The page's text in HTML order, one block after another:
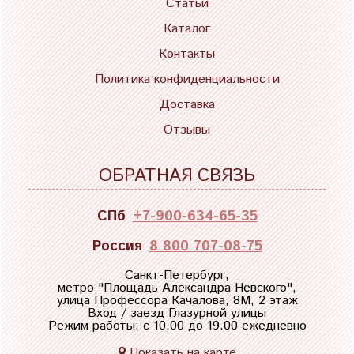
Каталог
Контакты
Политика конфиденциальности
Доставка
Отзывы
ОБРАТНАЯ СВЯЗЬ
СПб +7-900-634-65-35
Россия 8 800 707-08-75
Санкт-Петербург,
метро "Площадь Александра Невского",
улица Профессора Качалова, 8М, 2 этаж
Вход / заезд Глазурной улицы
Режим работы: с 10.00 до 19.00 ежедневно